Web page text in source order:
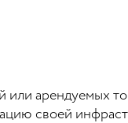
арендуемых
своей